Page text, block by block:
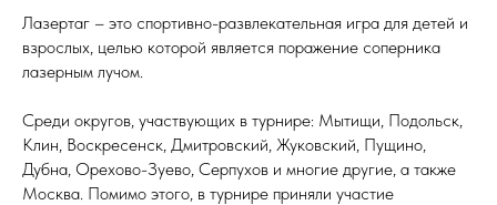
Лазертаг – это спортивно-развлекательная игра для детей и
взрослых, целью которой является поражение соперника
лазерным лучом.
Среди округов, участвующих в турнире: Мытищи, Подольск,
Клин, Воскресенск, Дмитровский, Жуковский, Пущино,
Дубна, Орехово-Зуево, Серпухов и многие другие, а также
Москва. Помимо этого, в турнире приняли участие